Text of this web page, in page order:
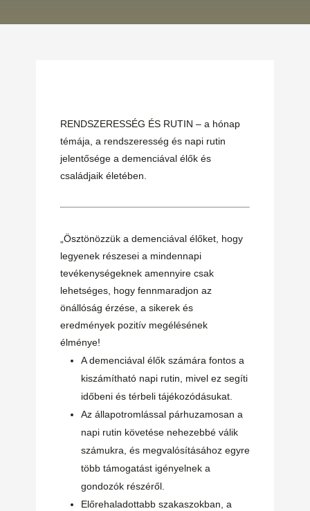
RENDSZERESSÉG ÉS RUTIN – a hónap
témája, a rendszeresség és napi rutin
jelentősége a demenciával élők és
családjaik életében.
„Ösztönözzük a demenciával élőket, hogy
legyenek részesei a mindennapi
tevékenységeknek amennyire csak
lehetséges, hogy fennmaradjon az
önállóság érzése, a sikerek és
eredmények pozitív megélésének
élménye!
A demenciával élők számára fontos a
kiszámítható napi rutin, mivel ez segíti
időbeni és térbeli tájékozódásukat.
Az állapotromlással párhuzamosan a
napi rutin követése nehezebbé válik
számukra, és megvalósításához egyre
több támogatást igényelnek a
gondozók részéről.
Előrehaladottabb szakaszokban, a